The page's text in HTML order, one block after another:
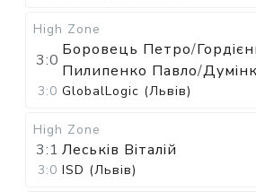
High Zone
3:0
Боровець Петро/
Пилипенко Павло/
3:0 GlobalLogic (Львів)
High Zone
3:1 Леськів Віталій
3:0 ISD (Львів)